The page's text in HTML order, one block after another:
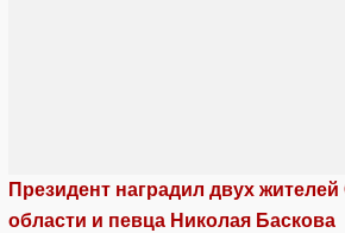
Президент наградил двух
области и певца Николая Баскова